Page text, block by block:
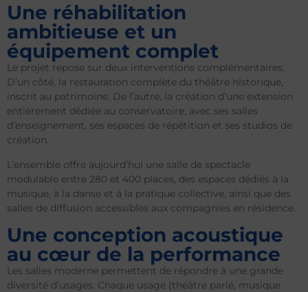
Une réhabilitation
ambitieuse et un
équipement complet
Le projet repose sur deux interventions complémentaires.
D’un côté, la restauration complète du théâtre historique,
inscrit au patrimoine. De l’autre, la création d’une extension
entièrement dédiée au conservatoire, avec ses salles
d’enseignement, ses espaces de répétition et ses studios de
création.
L’ensemble offre aujourd’hui une salle de spectacle
modulable entre 280 et 400 places, des espaces dédiés à la
musique, à la danse et à la pratique collective, ainsi que des
salles de diffusion accessibles aux compagnies en résidence.
Une conception acoustique
au cœur de la performance
Les salles moderne permettent de répondre à une grande
diversité d’usages. Chaque usage (théâtre parlé, musique